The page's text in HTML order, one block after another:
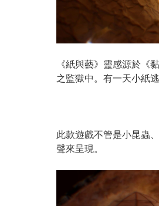
《紙與藝》靈感源於《
之監獄中。有一天小紙
此款遊戲不管是小昆蟲
聲來呈現。